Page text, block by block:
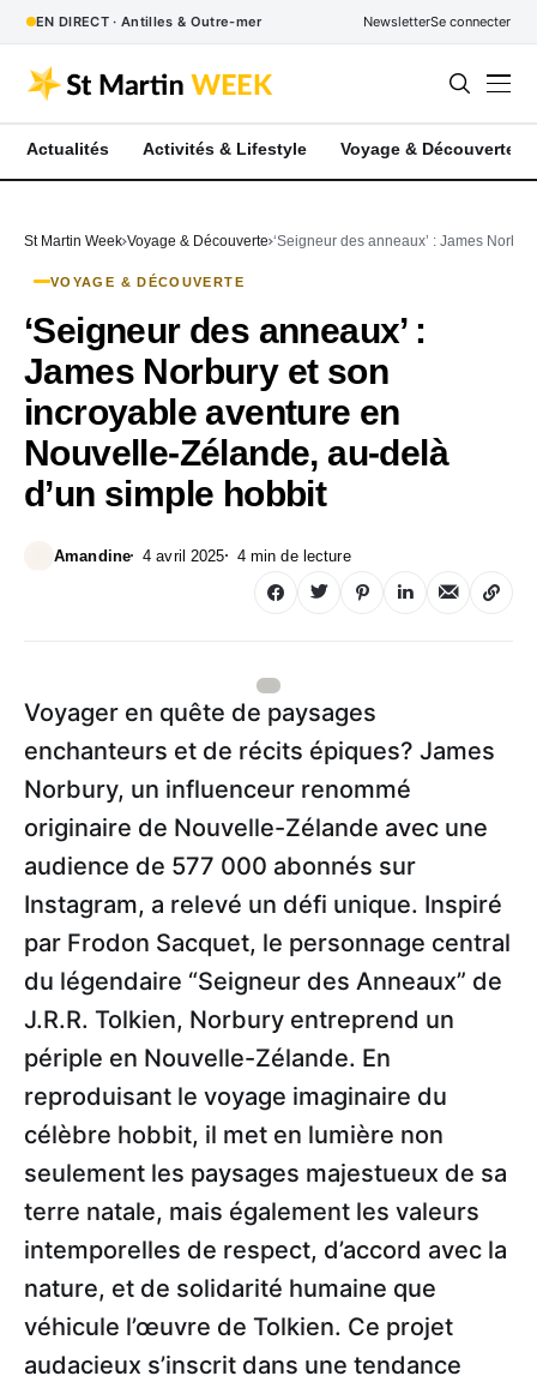
EN DIRECT · Antilles & Outre-mer NewsletterSe connecter
Actualités Activités & Lifestyle Voyage & Découverte
St Martin Week Voyage & Découverte ‘Seigneur des anneaux’ : James
VOYAGE & DÉCOUVERTE
‘Seigneur des anneaux’ :
James Norbury et son
incroyable aventure en
Nouvelle-Zélande, au-delà
d’un simple hobbit
Amandine 4 avril 2025 4 min de lecture
:
Voyager en quête de paysages
enchanteurs et de récits épiques? James
Norbury, un influenceur renommé
originaire de Nouvelle-Zélande avec une
audience de 577 000 abonnés sur
Instagram, a relevé un défi unique. Inspiré
par Frodon Sacquet, le personnage central
du légendaire “Seigneur des Anneaux” de
J.R.R. Tolkien, Norbury entreprend un
périple en Nouvelle-Zélande. En
reproduisant le voyage imaginaire du
célèbre hobbit, il met en lumière non
seulement les paysages majestueux de sa
terre natale, mais également les valeurs
intemporelles de respect, d’accord avec la
nature, et de solidarité humaine que
véhicule l’œuvre de Tolkien. Ce projet
audacieux s’inscrit dans une tendance